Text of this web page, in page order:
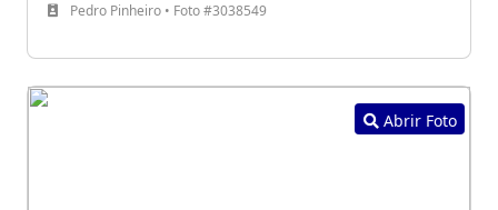
Pedro Pinheiro • Foto #3038549
Abrir Foto